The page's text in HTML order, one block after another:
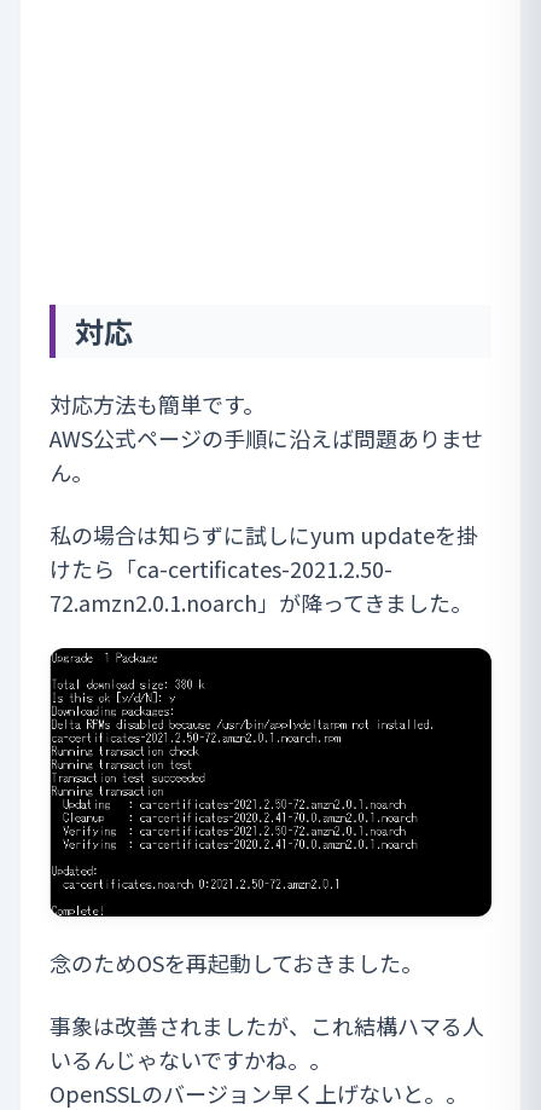
対応
対応方法も簡単です。
AWS公式ページの手順に沿えば問題ありませ
ん。
私の場合は知らずに試しにyum updateを掛
けたら「ca-certificates-2021.2.50-
72.amzn2.0.1.noarch」が降ってきました。
念のためOSを再起動しておきました。
事象は改善されましたが、これ結構ハマる人
いるんじゃないですかね。。
OpenSSLのバージョン早く上げないと。。